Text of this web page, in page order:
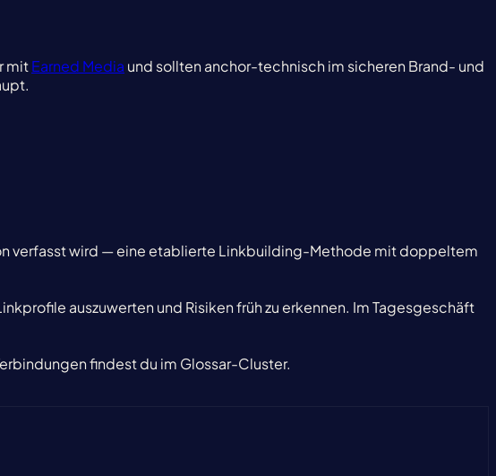
mitEarned Media und sollten anchor-technisch im sicheren Brand- und
verfasst wird — eine etablierte Linkbuilding-Methode mit doppeltem
auszuwerten und Risiken früh zu erkennen. Im Tagesgeschäft
findest du im Glossar-Cluster.